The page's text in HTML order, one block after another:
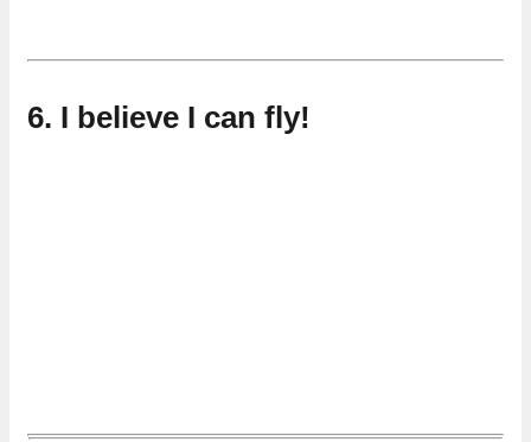
6. I believe I can fly!